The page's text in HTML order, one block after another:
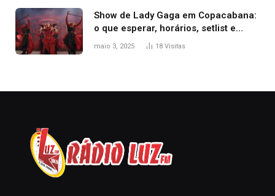
Show de Lady Gaga em Copacabana:
o que esperar, horários, setlist e
onde assistir
maio 3, 2025 18 Visitas